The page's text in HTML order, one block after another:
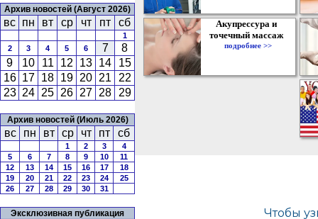
Архив новостей (Август 2026)
вс пн вт ср чт пт сб
1
2
3 4 5 6 7
8
9
10 11 12 13 14
15
16 17 18 19 20 21
22
23 24 25 26 27 28 29
Архив новостей (Июль 2026)
вс пн вт ср чт пт сб
1 2 3
4
5
6 7 8 9 10
11
12
13 14 15 16 17
18
19
20 21 22 23 24
25
26
27 28 29 30 31
Эксклюзивная публикация
Акупрессура и
точечный массаж
подробнее >>